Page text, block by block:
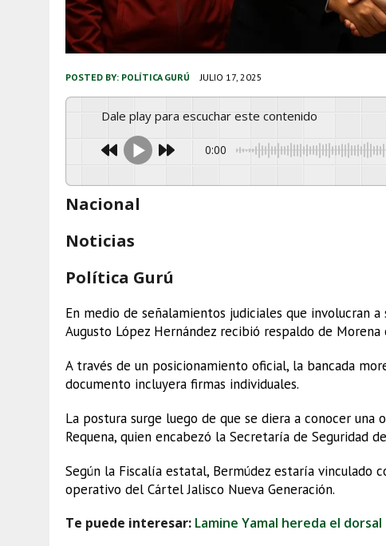
POSTED BY: POLÍTICA GURÚ JULIO 17, 2025
Dale play para escuchar este contenido
0:00
Nacional
Noticias
Política Gurú
En medio de señalamientos judiciales que involucran
Augusto López Hernández recibió respaldo de Morena
A través de un posicionamiento oficial, la bancada
documento incluyera firmas individuales.
La postura surge luego de que se diera a conocer
Requena, quien encabezó la Secretaría de Seguridad
Según la Fiscalía estatal, Bermúdez estaría vinculado
operativo del Cártel Jalisco Nueva Generación.
Te puede interesar: Lamine Yamal hereda el